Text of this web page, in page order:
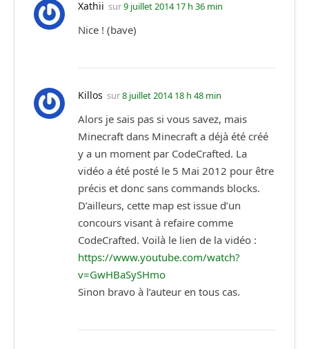
Xathii sur9 juillet 2014 17 h 36 min
Nice ! (bave)
Killos sur8 juillet 2014 18 h 48 min
Alors je sais pas si vous savez, mais
Minecraft dans Minecraft a déjà été créé
y a un moment par CodeCrafted. La
vidéo a été posté le 5 Mai 2012 pour être
précis et donc sans commands blocks.
D’ailleurs, cette map est issue d’un
concours visant à refaire comme
CodeCrafted. Voilà le lien de la vidéo :
https://www.youtube.com/watch?
v=GwHBaSySHmo
Sinon bravo à l’auteur en tous cas.